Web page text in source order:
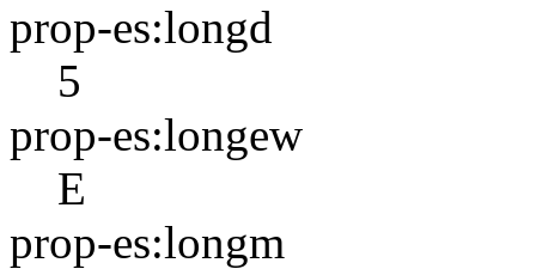
prop-es:longd
5
prop-es:longew
E
prop-es:longm